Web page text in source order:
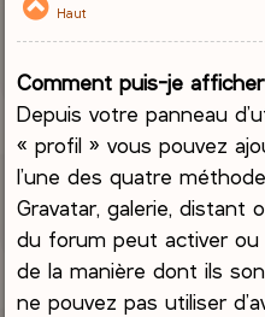
Haut
Comment puis-je
Depuis votre panneau
« profil » vous pouvez
l’une des quatre
Gravatar, galerie, distant
du forum peut activer
de la manière dont ils
ne pouvez pas utiliser